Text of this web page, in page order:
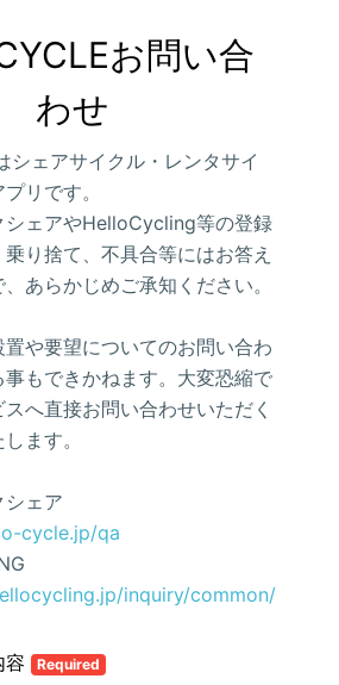
お問い合
わせ
シェアサイクル・レンタサイ
リです。
シェアやHelloCycling等の登録
り捨て、不具合等にはお答え
あらかじめご承知ください。
置や要望についてのお問い合わ
もできかねます。大変恐縮で
へ直接お問い合わせいただく
ます。
シェア
cycle.jp/qa
inquiry/common/
容 Required